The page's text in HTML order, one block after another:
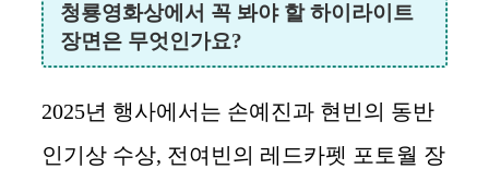
청룡영화상에서 꼭 봐야 할 하이라이트
장면은 무엇인가요?
2025년 행사에서는 손예진과 현빈의 동반
인기상 수상, 전여빈의 레드카펫 포토월 장